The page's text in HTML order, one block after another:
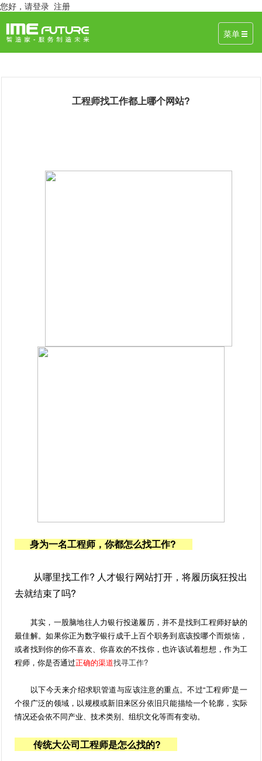
您好， 请登录 注册
菜单
工程师找工作都上哪个网站?
身为一名工程师，你都怎么找工作?
从哪里找工作? 人才银行网站打开，将履历疯狂投出
去就结束了吗?
其实，一股脑地往人力银行投递履历，并不是找到工程师好缺的
最佳解。如果你正为数字银行成千上百个职务到底该投哪个而烦恼，
或者找到你的你不喜欢、你喜欢的不找你，也许该试着想想，作为工
程师，你是否通过正确的渠道找寻工作?
以下今天来介绍求职管道与应该注意的重点。不过“工程师”是一
个很广泛的领域，以规模或新旧来区分依旧只能描绘一个轮廓，实际
情况还会依不同产业、技术类别、组织文化等而有变动。
传统大公司工程师是怎么找的?